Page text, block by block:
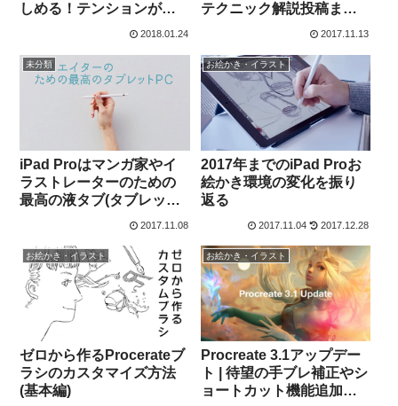
しめる！テンションが上
がるApple Pencil対応塗
2018.01.24
テクニック解説投稿まと
2017.11.13
未分類
iPad Proはマンガ家やイ
ラストレーターのための
最高の液タブ(タブレット
PC)になるかもしれない
2017.11.08
お絵かき・イラスト
2017年までのiPad Proお
絵かき環境の変化を振り
返る
2017.11.04 2017.12.28
お絵かき・イラスト
ゼロから作るProcerateブ
ラシのカスタマイズ方法
(基本編)
お絵かき・イラスト
Procreate 3.1アップデー
ト | 待望の手ブレ補正やシ
ョートカット機能追加。